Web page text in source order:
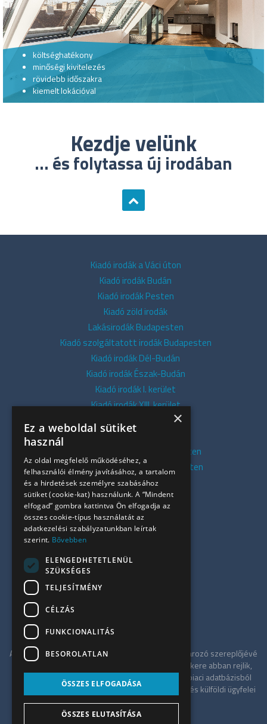
költséghatékony
minőségi kivitelezés
rövidebb időszakra
kiemelt lokációval
Kezdje velünk
... és folytassa új irodában
Kiadó irodák a Váci úton
Kiadó irodák Budán
Kiadó irodák Pesten
Kiadó zöld irodák
Lakásirodák Budapesten
Kiadó szolgáltatott irodák Budapesten
Kiadó irodák Dél-Budán
Kiadó irodák Észak-Budán
Kiadó irodák I. kerület
Kiadó irodák XIII. kerület
Kiadó irodák V. kerület
Kiadó irodák XI. kerület
Kiadó belvárosi irodák Budapesten
Kiadó presztízs irodák Budapesten
Kiadó azonnali irodák
Összes iroda
Szolgáltatásaink
Referenciák
Irodapiaci hírek
Az ÚjIroda a Tower-International tagjaként meghatározó szereplőjévé
vált a budapesti irodapiacnak. Szolgáltatásának sikere abban rejlik,
hogy független tanácsadóként a teljes irodaház-piaci adatbázisból
merítve a legkedvezőbb alkupozíciót kínálja hazai és külföldi ügyfelei
számára.
×
Ez a weboldal sütiket
használ
Az oldal megfelelő működéséhez, a
felhasználói élmény javításához, a tartalom
és a hirdetések személyre szabásához
sütiket (cookie-kat) használunk. A “Mindent
elfogad” gombra kattintva Ön elfogadja az
összes cookie-típus használatát az
adatkezelési szabályzatunkban leírtak
szerint. Bővebben
ELENGEDHETETLENÜL
SZÜKSÉGES
TELJESÍTMÉNY
CÉLZÁS
FUNKCIONALITÁS
BESOROLATLAN
ÖSSZES ELFOGADÁSA
ÖSSZES ELUTASÍTÁSA